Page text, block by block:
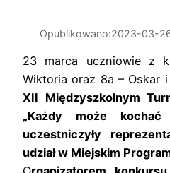
Opublikowano:2023-03-
23 marca uczniowie z
Wiktoria oraz 8a – Oskar
XII Międzyszkolnym
„Każdy może
uczestniczyły
udział w Miejskim